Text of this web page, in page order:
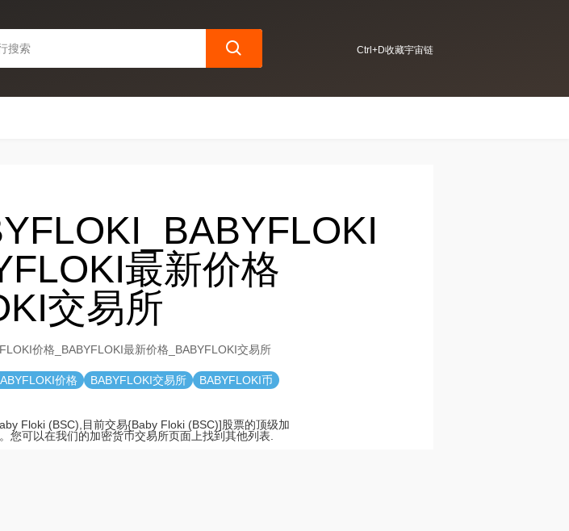
Ctrl+D收藏宇宙链
最新价格
交易所
价格_BABYFLOKI最新价格_BABYFLOKI交易所
价格 BABYFLOKI交易所
BABYFLOKI币
Floki (BSC),目前交易{Baby Floki (BSC)]股票的顶级加
您可以在我们的加密货币交易所页面上找到其他列表.